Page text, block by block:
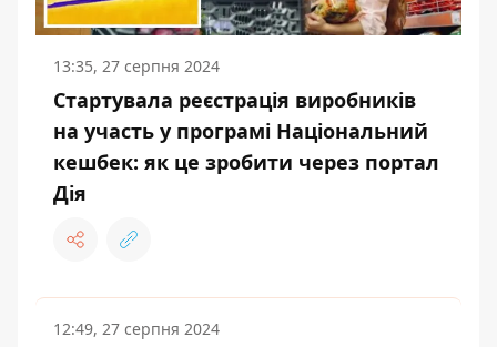
13:35, 27 серпня 2024
Стартувала реєстрація виробників
на участь у програмі Національний
кешбек: як це зробити через портал
Дія
12:49, 27 серпня 2024